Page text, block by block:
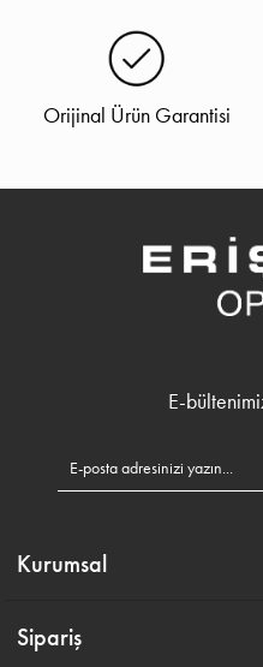
Orijinal Ürün Garantisi
E-
Kurumsal
Sipariş